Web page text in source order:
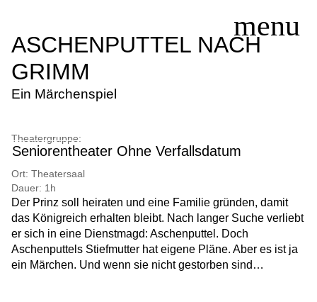
SERVICE
KURSE/WORKSHOPS
EINTRITTSPREISE
AKTUELLES
KONTAKT
ASCHENPUTTEL NACH
GRIMM
Ein Märchenspiel
Theatergruppe:
Seniorentheater Ohne Verfallsdatum
Ort: Theatersaal
Dauer: 1h
Der Prinz soll heiraten und eine Familie gründen, damit
das Königreich erhalten bleibt. Nach langer Suche verliebt
er sich in eine Dienstmagd: Aschenputtel. Doch
Aschenputtels Stiefmutter hat eigene Pläne. Aber es ist ja
ein Märchen. Und wenn sie nicht gestorben sind…